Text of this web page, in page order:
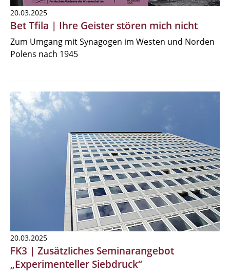
20.03.2025
Bet Tfila | Ihre Geister stören mich nicht
Zum Umgang mit Synagogen im Westen und Norden
Polens nach 1945
20.03.2025
FK3 | Zusätzliches Seminarangebot
„Experimenteller Siebdruck“